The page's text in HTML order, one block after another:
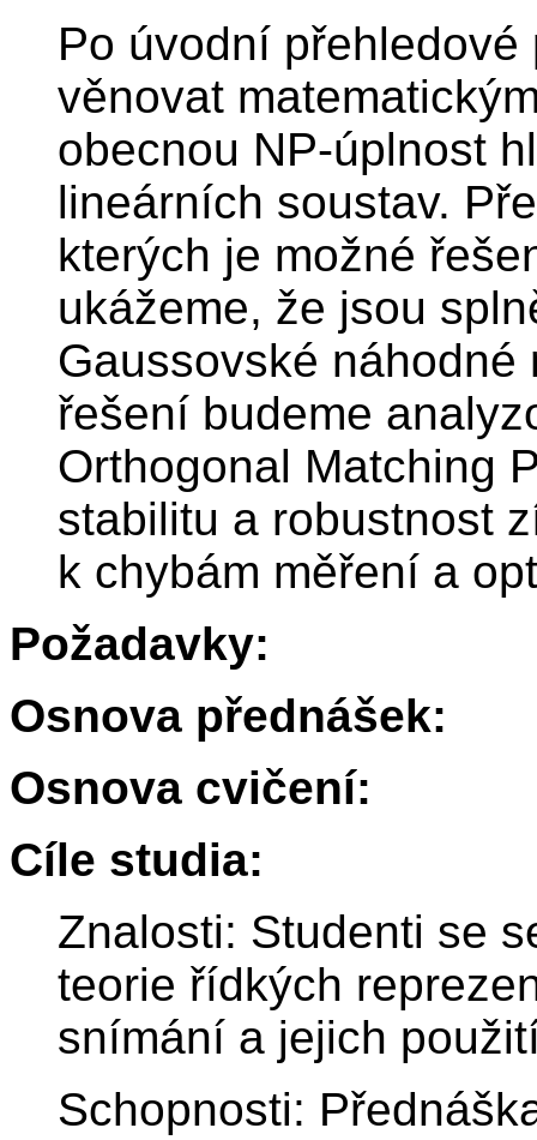
Po úvodní
věnovat
obecnou NP-úplnost
lineárních soustav.
kterých je možné
ukážeme, že jsou
Gaussovské
řešení budeme
Orthogonal Matching
stabilitu a robustnost
k chybám měření a
Požadavky:
Osnova přednášek:
Osnova cvičení:
Cíle studia:
Znalosti: Studenti se
teorie řídkých
snímání a jejich
Schopnosti: